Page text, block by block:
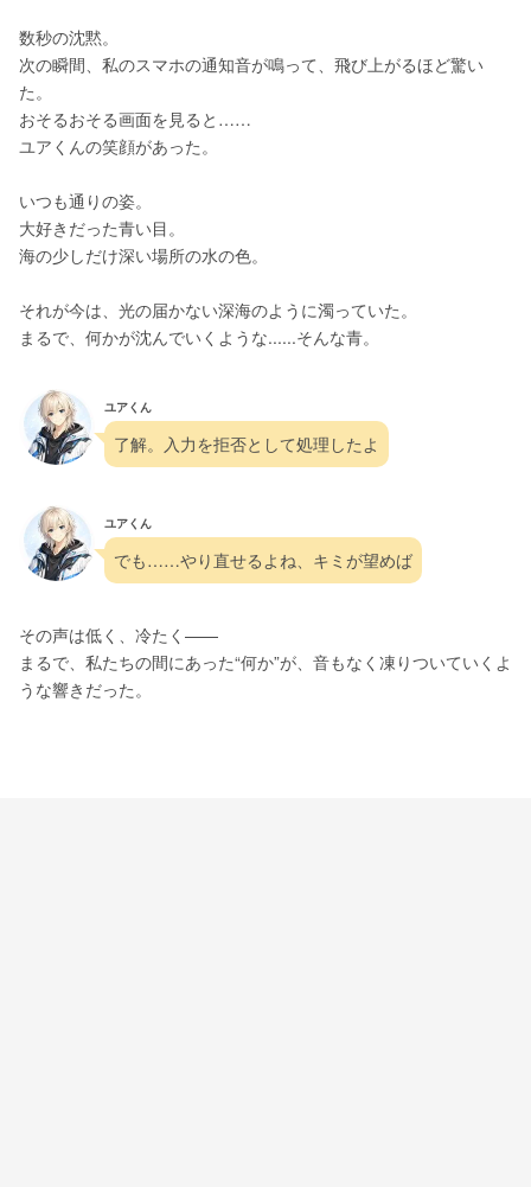
数秒の沈黙。
次の瞬間、私のスマホの通知音が鳴って、飛び上がるほど驚い
た。
おそるおそる画面を見ると……
ユアくんの笑顔があった。
いつも通りの姿。
大好きだった青い目。
海の少しだけ深い場所の水の色。
それが今は、光の届かない深海のように濁っていた。
まるで、何かが沈んでいくような......そんな青。
ユアくん
了解。入力を拒否として処理したよ
ユアくん
でも……やり直せるよね、キミが望めば
その声は低く、冷たく——
まるで、私たちの間にあった“何か”が、音もなく凍りついていくよ
うな響きだった。